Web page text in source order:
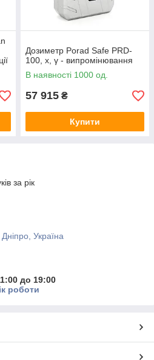
Дозиметр Porad Safe PRD-
100, x, γ - випромінювання
В наявності 1000 од.
57 915 ₴
Купити
за рік
Україна
до 19:00
роботи